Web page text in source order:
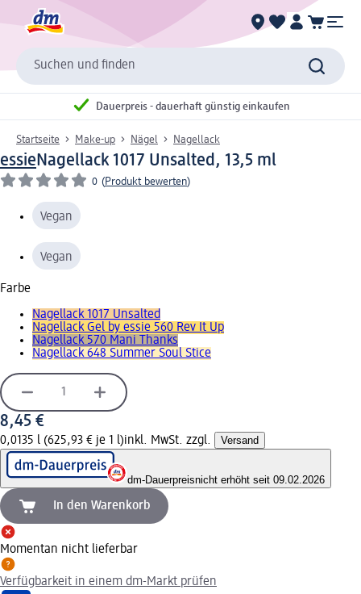
Suchen und finden
Dauerpreis - dauerhaft günstig einkaufen
Startseite Make-up Nägel Nagellack
essieNagellack 1017 Unsalted, 13,5 ml
0 (Produkt bewerten)
Vegan
Vegan
Farbe
Nagellack 1017 Unsalted
Nagellack Gel by essie 560 Rev It Up
Nagellack 570 Mani Thanks
Nagellack 648 Summer Soul Stice
8,45 €
0,0135 l (625,93 € je 1 l)inkl. MwSt. zzgl. Versand
dm-Dauerpreisnicht erhöht seit 09.02.2026
In den Warenkorb
Momentan nicht lieferbar
Verfügbarkeit in einem dm-Markt prüfen